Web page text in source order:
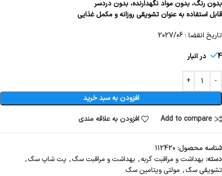
بدون رنگ، بدون مواد نگهدارنده، بدون دردسر
قابل استفاده به عنوان تشویقی روزانه و مکمل غذایی
تاریخ انقضا : 2027/06
4 در انبار
افزودن به سبد خرید
Add to compare
افزودن به علاقه مندی
شناسه محصول: 112420
دسته: بهداشت و مراقبت گربه, بهداشت و مراقبت سگ, پت شاپ سگ,
تشویقی سگ, مولتی ویتامین سگ